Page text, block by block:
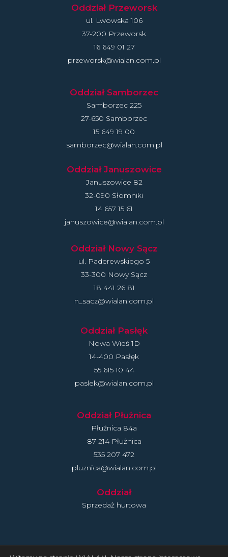
Oddział Przeworsk
ul. Lwowska 106
37-200 Przeworsk
16 649 01 27
przeworsk@wialan.com.pl
Oddział Samborzec
Samborzec 225
27-650 Samborzec
15 649 19 00
samborzec@wialan.com.pl
Oddział Januszowice
Januszowice 82
32-090 Słomniki
14 657 15 61
januszowice@wialan.com.pl
Oddział Nowy Sącz
ul. Paderewskiego 5
33-300 Nowy Sącz
18 441 26 81
n_sacz@wialan.com.pl
Oddział Pasłęk
Nowa Wieś 1D
14-400 Pasłęk
55 615 10 44
paslek@wialan.com.pl
Oddział Płużnica
Płużnica 84a
87-214 Płużnica
535 207 472
pluznica@wialan.com.pl
Oddział
Sprzedaż hurtowa
Polityka Prywatności